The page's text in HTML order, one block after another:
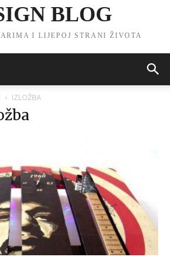
BLOG
I LIJEPOJ STRANI ŽIVOTA
IZLOŽBA